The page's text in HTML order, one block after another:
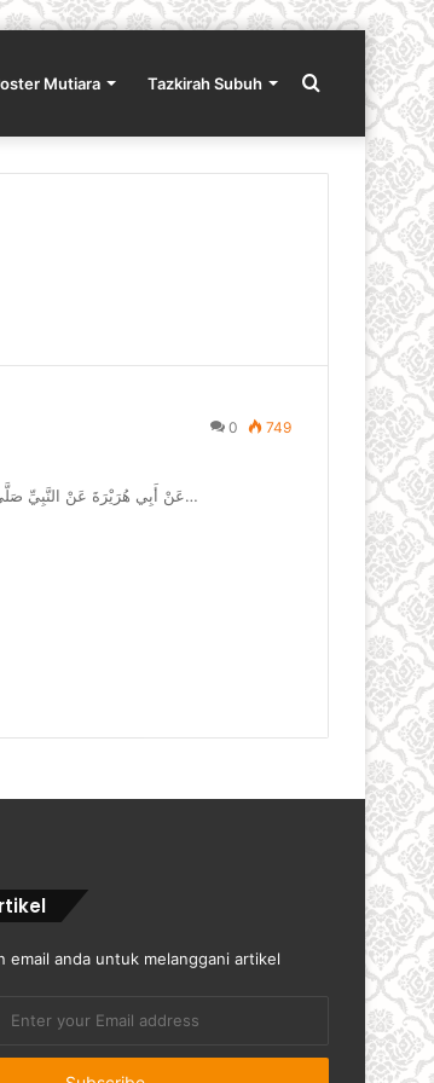
Mutiara Tazkirah Subuh Search
0 749
عَنْ أَبِي هُرَيْرَةَ عَنْ النَّبِيِّ صَلَّى اللَّهُ عَلَيْهِ وَسَلَّمَ قَالَ يُسْتَجَابُ لِأَحَدِكُمْ مَا لَمْ يَعْجَلْ يَقُولُ دَعَوْتُ فَلَمْ يُسْتَجَبْ لِي…
email anda untuk melanggani artikel